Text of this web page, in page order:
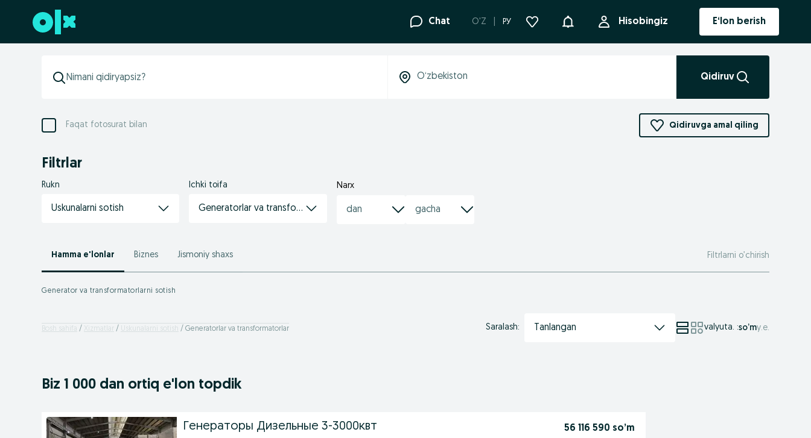
Futerga oʻtish Chat O'Z РУ Bildirishnoma Hisobingiz E‘lon berish
Qidiruv
Faqat fotosurat bilan Qidiruvga amal qiling
Filtrlar
Rukn
Uskunalarni sotish
Ichki toifa
Generatorlar va transformatorlar
Narx
Hamma e'lonlar Biznes Jismoniy shaxs Filtrlarni o’chirish
Generator va transformatorlarni sotish
Bosh sahifa Xizmatlar Uskunalarni sotish Generatorlar va transformatorlar Saralash: Tanlangan valyuta. :so’mу.е.
Biz 1 000 dan ortiq e'lon topdik
Генераторы Дизельные 3-3000квт 56 116 590 so’m